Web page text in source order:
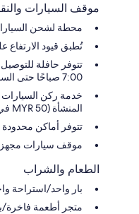
موقف السيارات
محطة لشحن
تُطبق قيود
تتوفر حافلة
7:00 صباحًا حتى الساعة 10:00 مساءً عند الطلب
خدمة ركن
المنشأة (MYR 50 في اليوم)
تتوفر أماكن محدودة
موقف سيارات مجهز
الطعام والشراب
بار واحد/استراحة
متجر أطعمة فاخرة/